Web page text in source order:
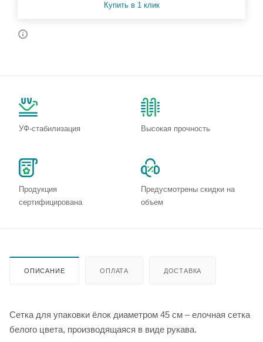
Купить в 1 клик
УФ-стабилизация Высокая прочность
Продукция
сертифицирована
Предусмотрены скидки на
объем
ОПИСАНИЕ ОПЛАТА ДОСТАВКА
Сетка для упаковки ёлок диаметром 45 см – елочная сетка
белого цвета, производящаяся в виде рукава.